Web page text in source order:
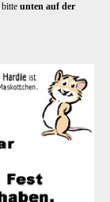
bitteunten auf der